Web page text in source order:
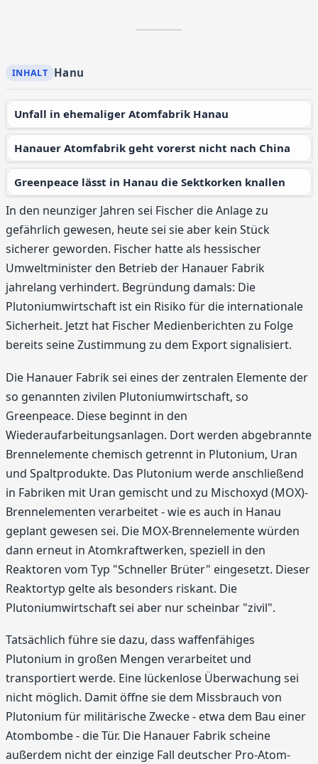
Hanu
Unfall in ehemaliger Atomfabrik Hanau
Hanauer Atomfabrik geht vorerst nicht nach China
Greenpeace lässt in Hanau die Sektkorken knallen
In den neunziger Jahren sei Fischer die Anlage zu
gefährlich gewesen, heute sei sie aber kein Stück
sicherer geworden. Fischer hatte als hessischer
Umweltminister den Betrieb der Hanauer Fabrik
jahrelang verhindert. Begründung damals: Die
Plutoniumwirtschaft ist ein Risiko für die internationale
Sicherheit. Jetzt hat Fischer Medienberichten zu Folge
bereits seine Zustimmung zu dem Export signalisiert.
Die Hanauer Fabrik sei eines der zentralen Elemente der
so genannten zivilen Plutoniumwirtschaft, so
Greenpeace. Diese beginnt in den
Wiederaufarbeitungsanlagen. Dort werden abgebrannte
Brennelemente chemisch getrennt in Plutonium, Uran
und Spaltprodukte. Das Plutonium werde anschließend
in Fabriken mit Uran gemischt und zu Mischoxyd (MOX)-
Brennelementen verarbeitet - wie es auch in Hanau
geplant gewesen sei. Die MOX-Brennelemente würden
dann erneut in Atomkraftwerken, speziell in den
Reaktoren vom Typ "Schneller Brüter" eingesetzt. Dieser
Reaktortyp gelte als besonders riskant. Die
Plutoniumwirtschaft sei aber nur scheinbar "zivil".
Tatsächlich führe sie dazu, dass waffenfähiges
Plutonium in großen Mengen verarbeitet und
transportiert werde. Eine lückenlose Überwachung sei
nicht möglich. Damit öffne sie dem Missbrauch von
Plutonium für militärische Zwecke - etwa dem Bau einer
Atombombe - die Tür. Die Hanauer Fabrik scheine
außerdem nicht der einzige Fall deutscher Pro-Atom-